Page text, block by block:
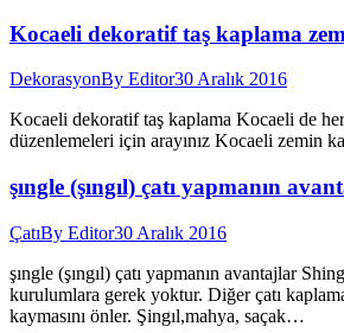
Kocaeli dekoratif taş kaplama
DekorasyonBy Editor30 Aralık 2016
Kocaeli dekoratif taş kaplama Kocaeli de
düzenlemeleri için arayınız Kocaeli zemin
şıngle (şıngıl) çatı yapmanın
ÇatıBy Editor30 Aralık 2016
şıngle (şıngıl) çatı yapmanın avantajlar
kurulumlara gerek yoktur. Diğer çatı
kaymasını önler. Şingıl,mahya, saçak…